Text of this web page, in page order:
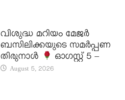
വിശുദ്ധ മറിയം മേജർ
ബസിലിക്കയുടെ സമർപ്പണ
തിരുനാൾ
ഓഗസ്റ്റ് 5 –
August 5, 2026